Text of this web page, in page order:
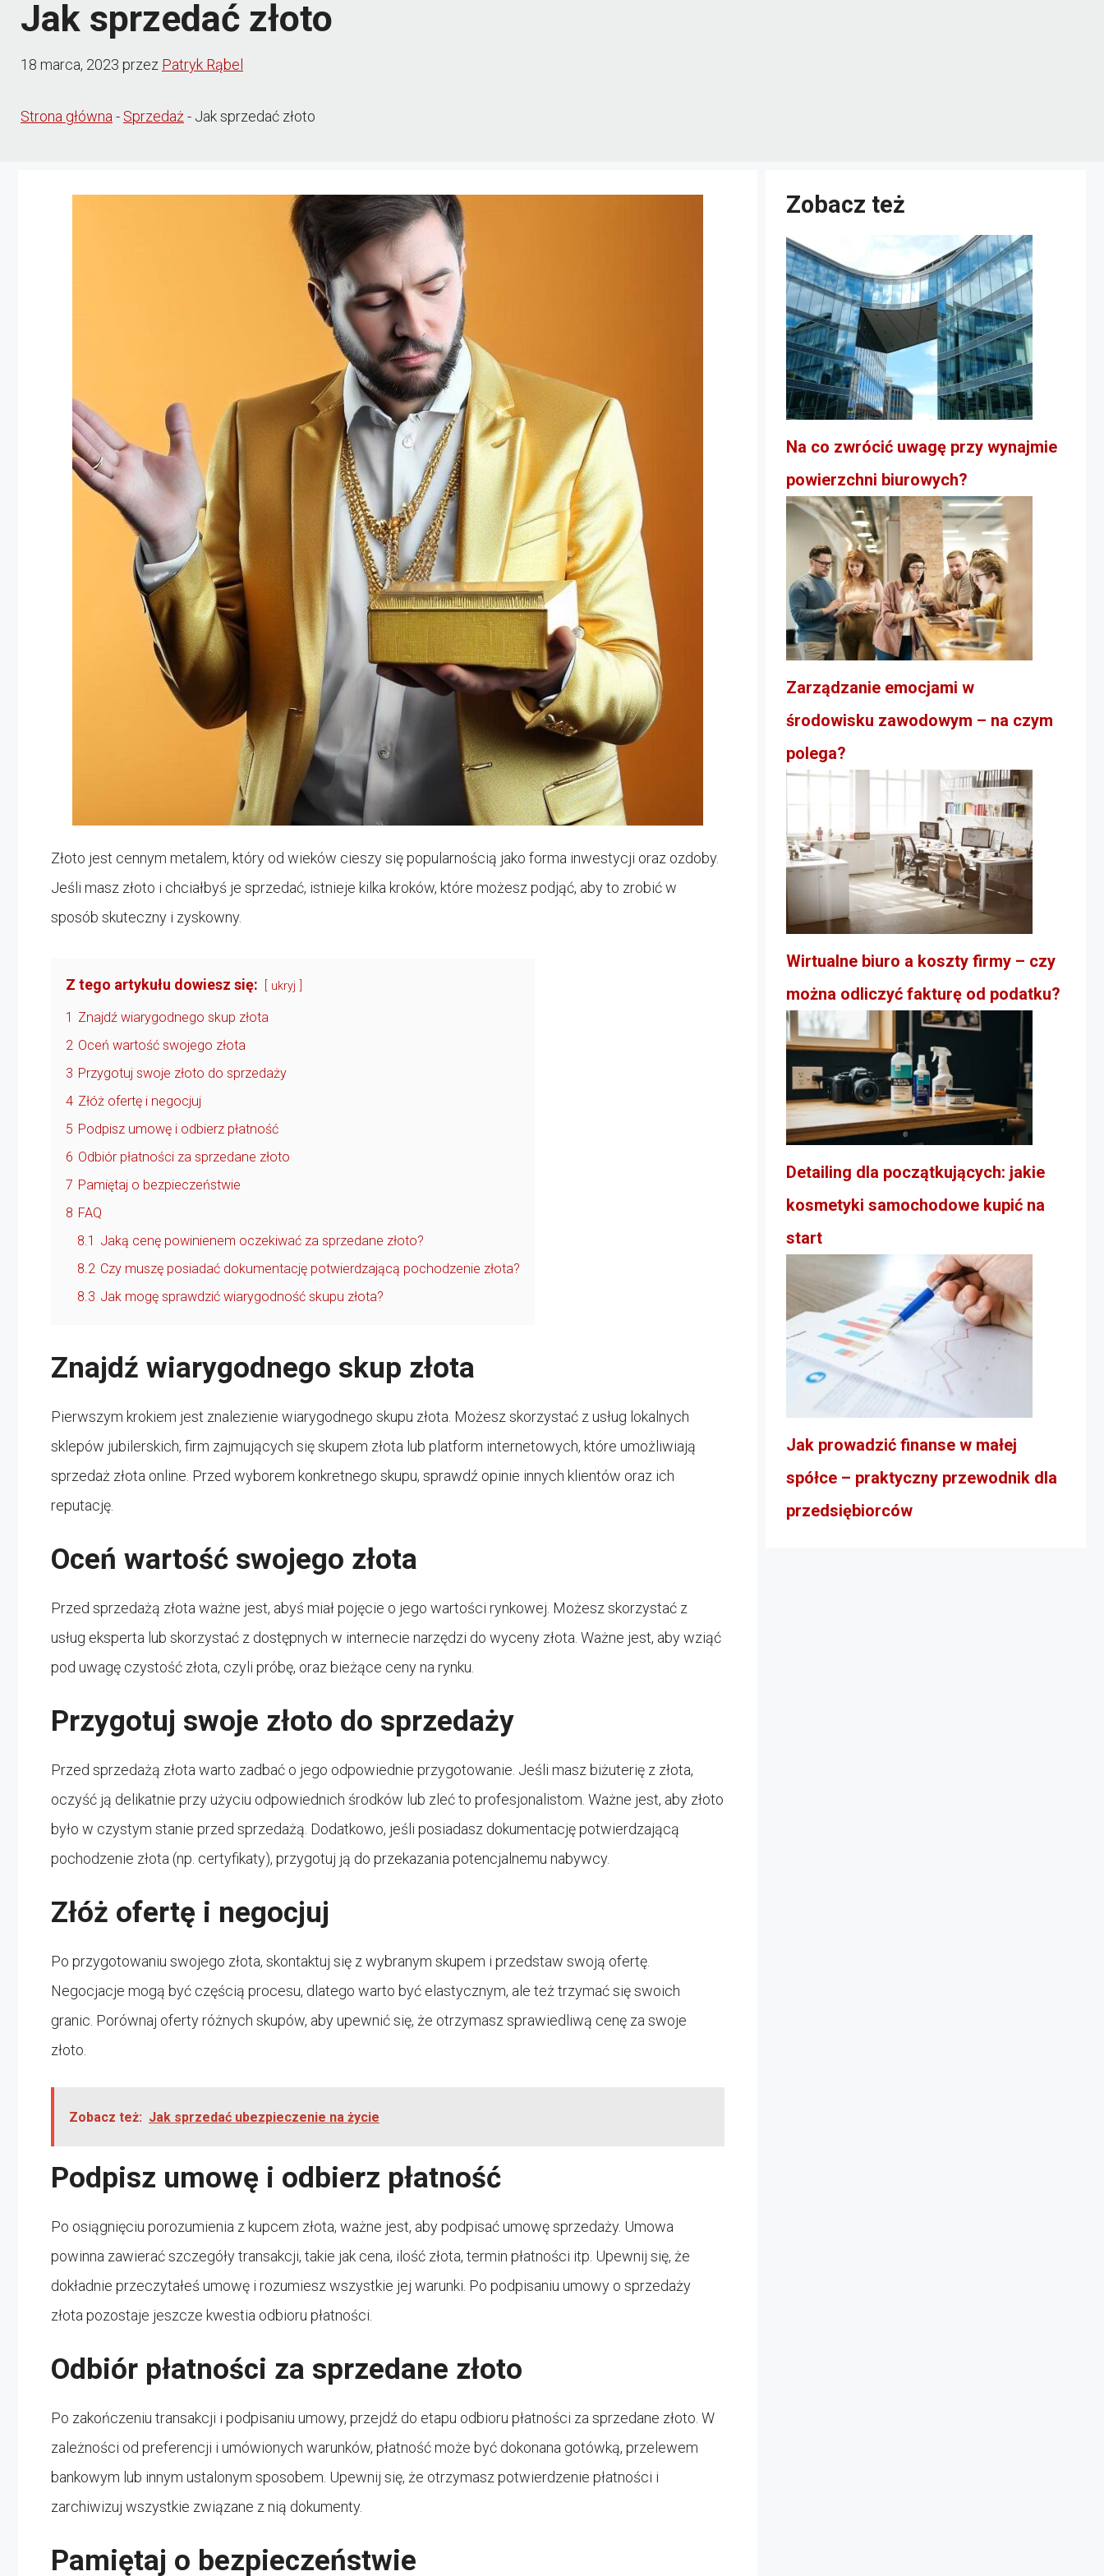
Jak sprzedać złoto
18 marca, 2023 przez Patryk Rąbel
Strona główna- Sprzedaż- Jak sprzedać złoto
Złoto jest cennym metalem, który od wieków cieszy się popularnością jako forma inwestycji oraz ozdoby.
Jeśli masz złoto i chciałbyś je sprzedać, istnieje kilka kroków, które możesz podjąć, aby to zrobić w
sposób skuteczny i zyskowny.
Z tego artykułu dowiesz się: ukryj
1 Znajdź wiarygodnego skup złota
2 Oceń wartość swojego złota
3 Przygotuj swoje złoto do sprzedaży
4 Złóż ofertę i negocjuj
5 Podpisz umowę i odbierz płatność
6 Odbiór płatności za sprzedane złoto
7 Pamiętaj o bezpieczeństwie
8 FAQ
8.1 Jaką cenę powinienem oczekiwać za sprzedane złoto?
8.2 Czy muszę posiadać dokumentację potwierdzającą pochodzenie złota?
8.3 Jak mogę sprawdzić wiarygodność skupu złota?
Znajdź wiarygodnego skup złota
Pierwszym krokiem jest znalezienie wiarygodnego skupu złota. Możesz skorzystać z usług lokalnych
sklepów jubilerskich, firm zajmujących się skupem złota lub platform internetowych, które umożliwiają
sprzedaż złota online. Przed wyborem konkretnego skupu, sprawdź opinie innych klientów oraz ich
reputację.
Oceń wartość swojego złota
Przed sprzedażą złota ważne jest, abyś miał pojęcie o jego wartości rynkowej. Możesz skorzystać z
usług eksperta lub skorzystać z dostępnych w internecie narzędzi do wyceny złota. Ważne jest, aby wziąć
pod uwagę czystość złota, czyli próbę, oraz bieżące ceny na rynku.
Przygotuj swoje złoto do sprzedaży
Przed sprzedażą złota warto zadbać o jego odpowiednie przygotowanie. Jeśli masz biżuterię z złota,
oczyść ją delikatnie przy użyciu odpowiednich środków lub zleć to profesjonalistom. Ważne jest, aby złoto
było w czystym stanie przed sprzedażą. Dodatkowo, jeśli posiadasz dokumentację potwierdzającą
pochodzenie złota (np. certyfikaty), przygotuj ją do przekazania potencjalnemu nabywcy.
Złóż ofertę i negocjuj
Po przygotowaniu swojego złota, skontaktuj się z wybranym skupem i przedstaw swoją ofertę.
Negocjacje mogą być częścią procesu, dlatego warto być elastycznym, ale też trzymać się swoich
granic. Porównaj oferty różnych skupów, aby upewnić się, że otrzymasz sprawiedliwą cenę za swoje
złoto.
Zobacz też: Jak sprzedać ubezpieczenie na życie
Podpisz umowę i odbierz płatność
Po osiągnięciu porozumienia z kupcem złota, ważne jest, aby podpisać umowę sprzedaży. Umowa
powinna zawierać szczegóły transakcji, takie jak cena, ilość złota, termin płatności itp. Upewnij się, że
dokładnie przeczytałeś umowę i rozumiesz wszystkie jej warunki. Po podpisaniu umowy o sprzedaży
złota pozostaje jeszcze kwestia odbioru płatności.
Odbiór płatności za sprzedane złoto
Po zakończeniu transakcji i podpisaniu umowy, przejdź do etapu odbioru płatności za sprzedane złoto. W
zależności od preferencji i umówionych warunków, płatność może być dokonana gotówką, przelewem
bankowym lub innym ustalonym sposobem. Upewnij się, że otrzymasz potwierdzenie płatności i
zarchiwizuj wszystkie związane z nią dokumenty.
Pamiętaj o bezpieczeństwie
Zobacz też
Na co zwrócić uwagę przy wynajmie
powierzchni biurowych?
Zarządzanie emocjami w
środowisku zawodowym – na czym
polega?
Wirtualne biuro a koszty firmy – czy
można odliczyć fakturę od podatku?
Detailing dla początkujących: jakie
kosmetyki samochodowe kupić na
start
Jak prowadzić finanse w małej
spółce – praktyczny przewodnik dla
przedsiębiorców